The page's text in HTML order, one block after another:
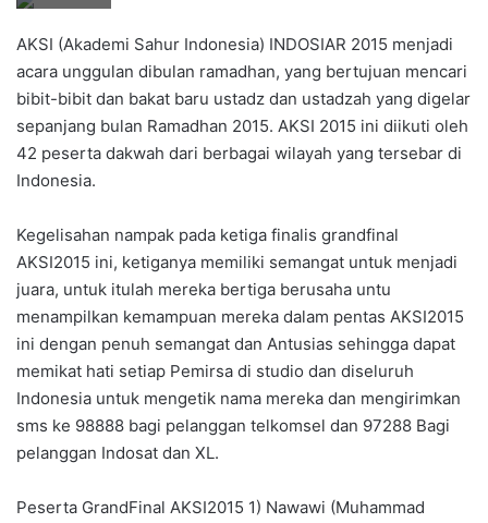
AKSI (Akademi Sahur Indonesia) INDOSIAR 2015 menjadi
acara unggulan dibulan ramadhan, yang bertujuan mencari
bibit-bibit dan bakat baru ustadz dan ustadzah yang digelar
sepanjang bulan Ramadhan 2015. AKSI 2015 ini diikuti oleh
42 peserta dakwah dari berbagai wilayah yang tersebar di
Indonesia.
Kegelisahan nampak pada ketiga finalis grandfinal
AKSI2015 ini, ketiganya memiliki semangat untuk menjadi
juara, untuk itulah mereka bertiga berusaha untu
menampilkan kemampuan mereka dalam pentas AKSI2015
ini dengan penuh semangat dan Antusias sehingga dapat
memikat hati setiap Pemirsa di studio dan diseluruh
Indonesia untuk mengetik nama mereka dan mengirimkan
sms ke 98888 bagi pelanggan telkomsel dan 97288 Bagi
pelanggan Indosat dan XL.
Peserta GrandFinal AKSI2015 1) Nawawi (Muhammad